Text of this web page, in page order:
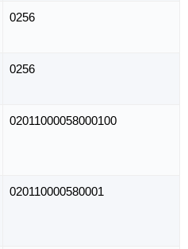
0256
0256
02011000058000100
020110000580001